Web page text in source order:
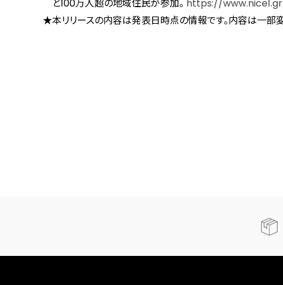
と100万人超の地域住民が参加。 https://
★本リリースの内容は発表日時点の情報です。内容は一部